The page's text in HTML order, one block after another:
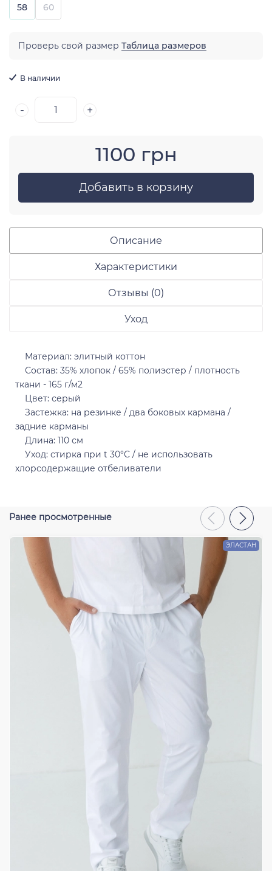
58 60
Проверь свой размер Таблица размеров
В наличии
- +
1100 грн
Добавить в корзину
Описание
Характеристики
Отзывы (0)
Уход
Материал: элитный коттон
Состав: 35% хлопок / 65% полиэстер / плотность
ткани - 165 г/м2
Цвет: серый
Застежка: на резинке / два боковых кармана /
задние карманы
Длина: 110 см
Уход: стирка при t 30°C / не использовать
хлорсодержащие отбеливатели
Ранее просмотренные
ЭЛАСТАН